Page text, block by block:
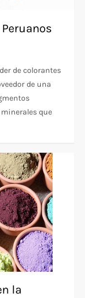
de colorantes
de una
que
la